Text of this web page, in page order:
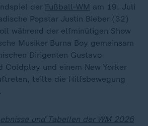
der Fußball-WM am 19. Juli
Popstar Justin Bieber (32)
während der elfminütigen Show
Musiker Burna Boy gemeinsam
Dirigenten Gustavo
Coldplay und einem New Yorker
teilte die Hilfsbewegung
und Tabellen der WM 2026